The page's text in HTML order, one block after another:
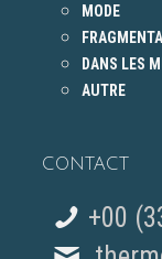
MODE
DANS LES
AUTRE
CONTACT
+00